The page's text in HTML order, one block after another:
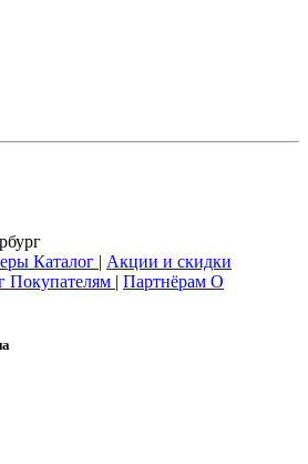
Каталог | Акции и скидки
Покупателям | Партнёрам О